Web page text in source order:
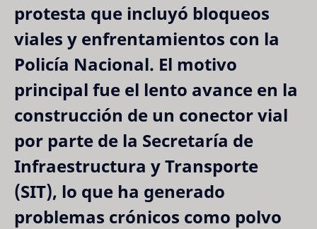
protesta que incluyó bloqueos
viales y enfrentamientos con la
Policía Nacional. El motivo
principal fue el lento avance en la
construcción de un conector vial
por parte de la Secretaría de
Infraestructura y Transporte
(SIT), lo que ha generado
problemas crónicos como polvo